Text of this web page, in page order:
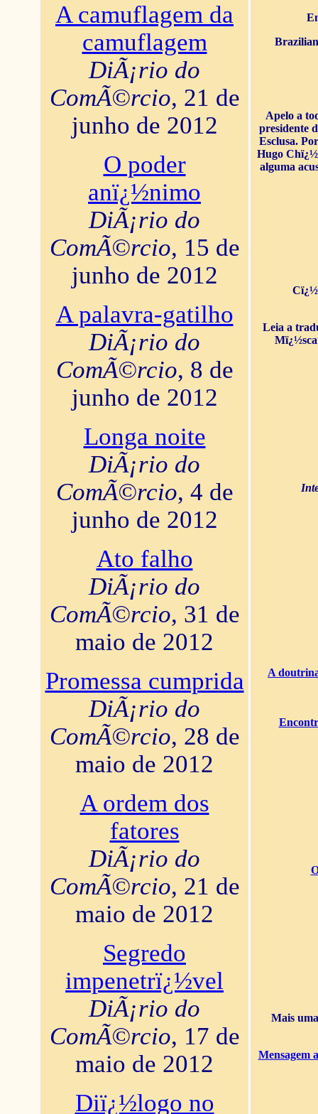
A camuflagem da
camuflagem
DiÃ¡rio do
ComÃ©rcio, 21 de
junho de 2012
O poder
anï¿½nimo
DiÃ¡rio do
ComÃ©rcio, 15 de
junho de 2012
A palavra-gatilho
DiÃ¡rio do
ComÃ©rcio, 8 de
junho de 2012
Longa noite
DiÃ¡rio do
ComÃ©rcio, 4 de
junho de 2012
Ato falho
DiÃ¡rio do
ComÃ©rcio, 31 de
maio de 2012
Promessa cumprida
DiÃ¡rio do
ComÃ©rcio, 28 de
maio de 2012
A ordem dos
fatores
DiÃ¡rio do
ComÃ©rcio, 21 de
maio de 2012
Segredo
impenetrï¿½vel
DiÃ¡rio do
ComÃ©rcio, 17 de
maio de 2012
Diï¿½logo no
Apelo a
presidente
Esclusa.
Hugo
alguma
Leia a
A
Mais
Mensagem